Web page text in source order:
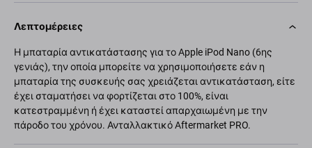
Λεπτομέρειες
Η μπαταρία αντικατάστασης για το Apple iPod Nano (6ης
γενιάς), την οποία μπορείτε να χρησιμοποιήσετε εάν η
μπαταρία της συσκευής σας χρειάζεται αντικατάσταση, είτε
έχει σταματήσει να φορτίζεται στο 100%, είναι
κατεστραμμένη ή έχει καταστεί απαρχαιωμένη με την
πάροδο του χρόνου. Ανταλλακτικό Aftermarket PRO.